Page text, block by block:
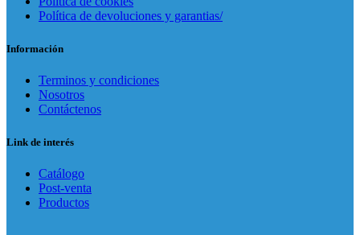
Política de devoluciones y garantias/
Información
Terminos y condiciones
Nosotros
Contáctenos
Link de interés
Catálogo
Post-venta
Productos